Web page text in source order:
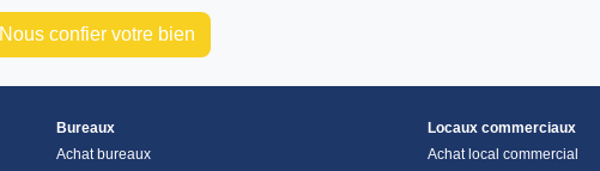
Nous confier votre bien
Bureaux
Achat bureaux
Locaux commerciaux
Achat local commercial